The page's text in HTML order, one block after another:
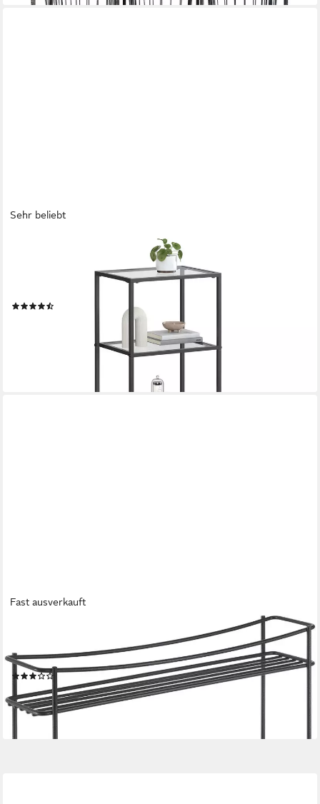
Sehr beliebt
Bücherregal Badregal, für Badezimmer, Wohnzimmer, Küche,
Büro, 1-tlg., Regal mit 4 Ablagen, gehärtetes Glas, einfache
lieferbar - in 4-5 Werktagen bei dir
Fast ausverkauft
Gewürzregal, 1-tlg., in matt schwarz mit exclusiver TouchTherm®
Beschichtung, 2 Etagaen
(5)
ab 20,90 € UVP27,99 €
-25%